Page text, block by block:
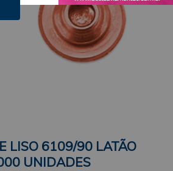
LISO 6109/90 LATÃO
UNIDADES